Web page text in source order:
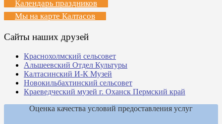
Календарь праздников
Мы на карте Калтасов
Сайты наших друзей
Краснохолмский сельсовет
Альшеевский Отдел Культуры
Калтасинский И-К Музей
Новокильбахтинский сельсовет
Краеведческий музей г. Оханск Пермский край
Оценка качества условий предоставления услуг